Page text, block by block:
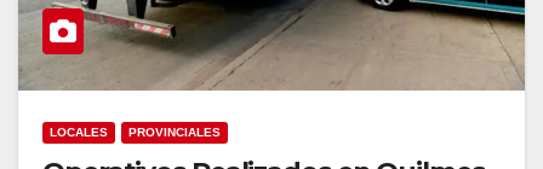
LOCALES PROVINCIALES